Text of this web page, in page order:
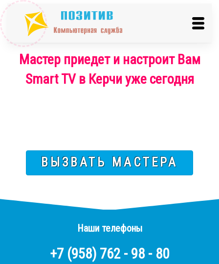
Мастер приедет и настроит Вам
Smart TV в Керчи уже сегодня
ВЫЗВАТЬ МАСТЕРА
Наши телефоны
+7 (958) 762 - 98 - 80